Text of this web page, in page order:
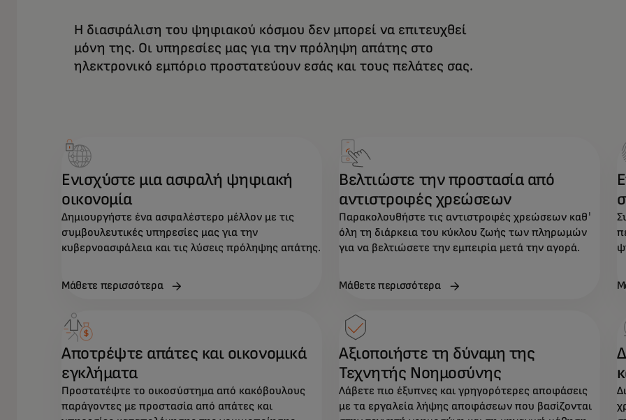
Η διασφάλιση του ψηφιακού κόσμου δεν μπορεί να επιτευχθεί
μόνη της. Οι υπηρεσίες μας για την πρόληψη απάτης στο
ηλεκτρονικό εμπόριο προστατεύουν εσάς και τους πελάτες σας.
Ενισχύστε μια ασφαλή ψηφιακή
οικονομία
Δημιουργήστε ένα ασφαλέστερο μέλλον με τις
συμβουλευτικές υπηρεσίες μας για την
κυβερνοασφάλεια και τις λύσεις πρόληψης απάτης.
Μάθετε περισσότερα
Βελτιώστε την προστασία από
αντιστροφές χρεώσεων
Παρακολουθήστε τις αντιστροφές χρεώσεων καθ'
όλη τη διάρκεια του κύκλου ζωής των πληρωμών
για να βελτιώσετε την εμπειρία μετά την αγορά.
Μάθετε περισσότερα
Αποτρέψτε απάτες και οικονομικά
εγκλήματα
Προστατέψτε το οικοσύστημα από κακόβουλους
παράγοντες με προστασία από απάτες και
Αξιοποιήστε τη δύναμη της
Τεχνητής Νοημοσύνης
Λάβετε πιο έξυπνες και γρηγορότερες αποφάσεις
με τα εργαλεία λήψης αποφάσεων που βασίζονται